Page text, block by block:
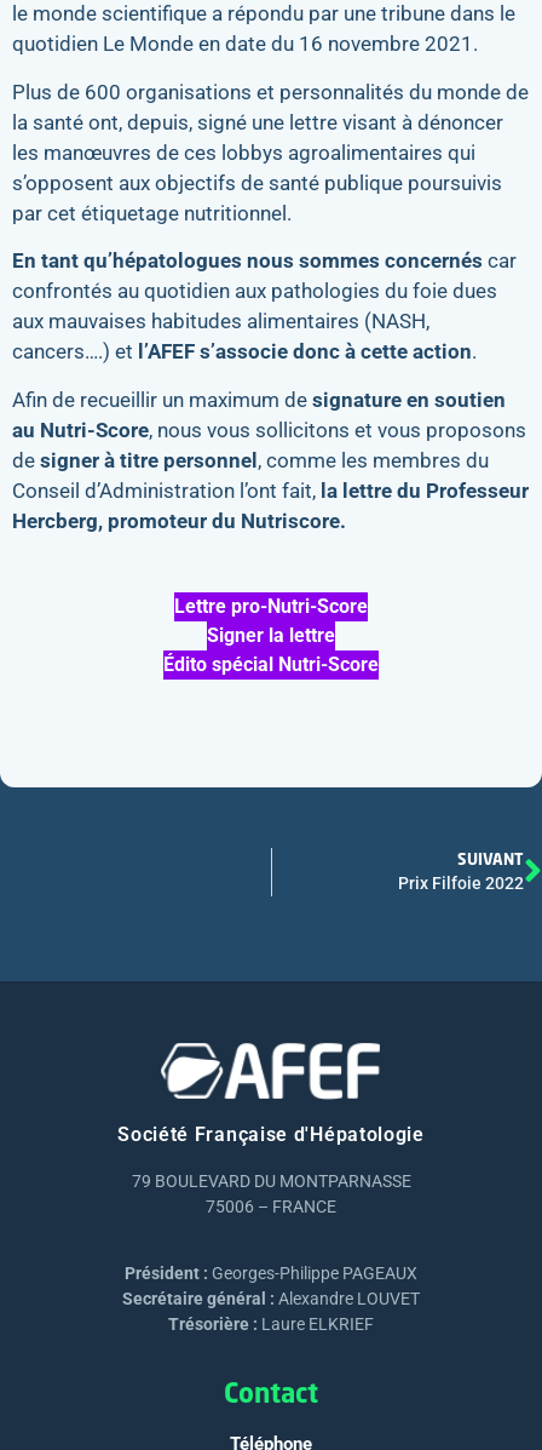
le monde scientifique a répondu par une tribune dans le
quotidien Le Monde en date du 16 novembre 2021.
Plus de 600 organisations et personnalités du monde de
la santé ont, depuis, signé une lettre visant à dénoncer
les manœuvres de ces lobbys agroalimentaires qui
s’opposent aux objectifs de santé publique poursuivis
par cet étiquetage nutritionnel.
En tant qu’hépatologues nous sommes concernés car
confrontés au quotidien aux pathologies du foie dues
aux mauvaises habitudes alimentaires (NASH,
cancers….) et l’AFEF s’associe donc à cette action.
Afin de recueillir un maximum de signature en soutien
au Nutri-Score, nous vous sollicitons et vous proposons
de signer à titre personnel, comme les membres du
Conseil d’Administration l’ont fait, la lettre du Professeur
Hercberg, promoteur du Nutriscore.
Lettre pro-Nutri-Score
Signer la lettre
Édito spécial Nutri-Score
SUIVANT
Prix Filfoie 2022
Société Française d'Hépatologie
79 BOULEVARD DU MONTPARNASSE
75006 – FRANCE
Président : Georges-Philippe PAGEAUX
Secrétaire général : Alexandre LOUVET
Trésorière : Laure ELKRIEF
Contact
Téléphone